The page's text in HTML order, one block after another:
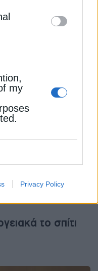
my
Privacy Policy
δεν έχει
το σπίτι